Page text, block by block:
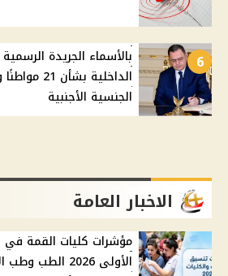
6
بالأسماء الجريدة
الداخلية
الجنسية الأجنبية
الاخبار العامة
مؤشرات كليات القمة في
الأولى 2026